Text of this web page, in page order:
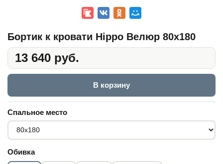
Бортик к кровати Hippo Велюр 80x180
13 640 руб.
В корзину
Спальное место
Обивка